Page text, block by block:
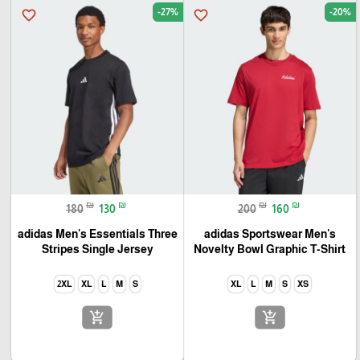
favorite_border -20%
200 ₪ 160 ₪
adidas Sportswear Men's
Novelty Bowl Graphic T-Shirt
XS
S
M
L
XL
add_shopping_cart
favorite_border -27%
180 ₪ 130 ₪
adidas Men's Essentials Three
Stripes Single Jersey
S
M
L
XL
2XL
add_shopping_cart